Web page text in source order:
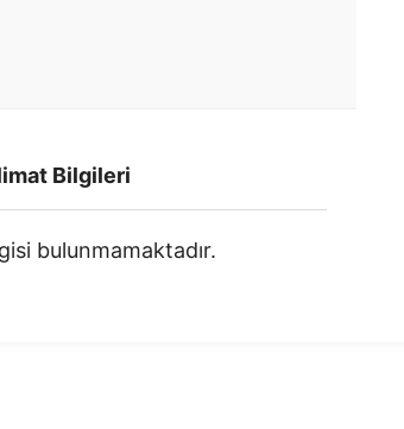
Bilgileri
bulunmamaktadır.